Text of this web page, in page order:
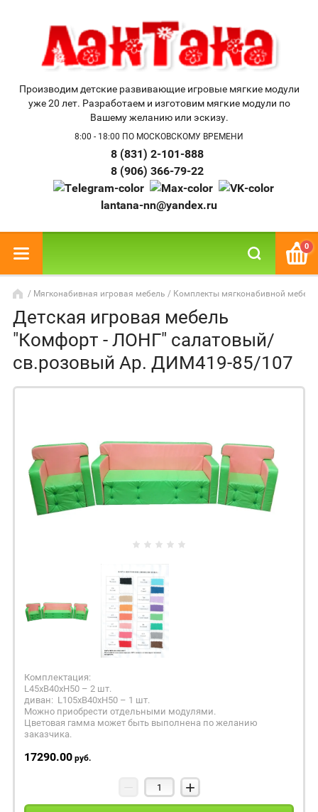
Производим детские развивающие игровые мягкие модули
уже 20 лет. Разработаем и изготовим мягкие модули по
Вашему желанию или эскизу.
8:00 - 18:00 ПО МОСКОВСКОМУ ВРЕМЕНИ
8 (831) 2-101-888
8 (906) 366-79-22
lantana-nn@yandex.ru
0
/ Мягконабивная игровая мебель / Комплекты мягконабивной мебели
Детская игровая мебель
"Комфорт - ЛОНГ" салатовый/
св.розовый Ар. ДИМ419-85/107
Комплектация:
L45xB40xH50 – 2 шт.
диван: L105xB40xH50 – 1 шт.
Можно приобрести отдельными модулями.
Цветовая гамма может быть выполнена по желанию
заказчика.
17290.00 руб.
− +